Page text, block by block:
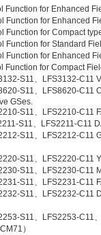
Function for Enhanced
Function for Enhanced
Function for Compact
Function for Standard
Function for Enhanced
Function for Compact
S11、LFS3132-C11
S11、LFS8620-C11
GSes.
S11、LFS2210-C11
S11、LFS2211-C11
S11、LFS2212-C11
S11、LFS2220-C11
S11、LFS2230-C11
S11、LFS2231-C11
S11、LFS2232-C11
S11、LFS2253-C11
）